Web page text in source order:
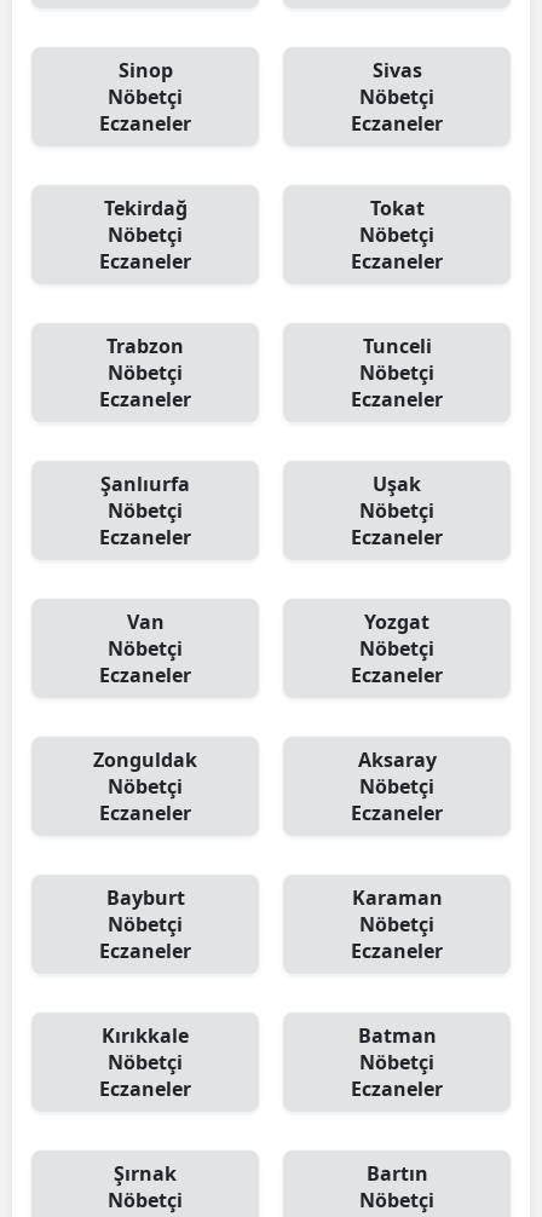
Sinop
Nöbetçi
Eczaneler
Sivas
Nöbetçi
Eczaneler
Tekirdağ
Nöbetçi
Eczaneler
Tokat
Nöbetçi
Eczaneler
Trabzon
Nöbetçi
Eczaneler
Tunceli
Nöbetçi
Eczaneler
Şanlıurfa
Nöbetçi
Eczaneler
Uşak
Nöbetçi
Eczaneler
Van
Nöbetçi
Eczaneler
Yozgat
Nöbetçi
Eczaneler
Zonguldak
Nöbetçi
Eczaneler
Aksaray
Nöbetçi
Eczaneler
Bayburt
Nöbetçi
Eczaneler
Karaman
Nöbetçi
Eczaneler
Kırıkkale
Nöbetçi
Eczaneler
Batman
Nöbetçi
Eczaneler
Şırnak
Nöbetçi
Bartın
Nöbetçi